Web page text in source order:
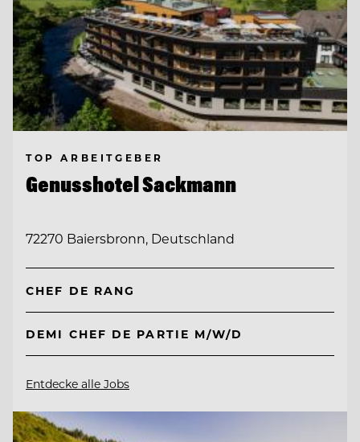
TOP ARBEITGEBER
Genusshotel Sackmann
72270 Baiersbronn, Deutschland
CHEF DE RANG
DEMI CHEF DE PARTIE M/W/D
Entdecke alle Jobs